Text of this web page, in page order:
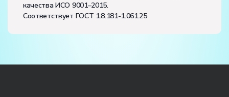
качества ИСО 9001–2015.
Соответствует ГОСТ 1.8.181-1.061.25